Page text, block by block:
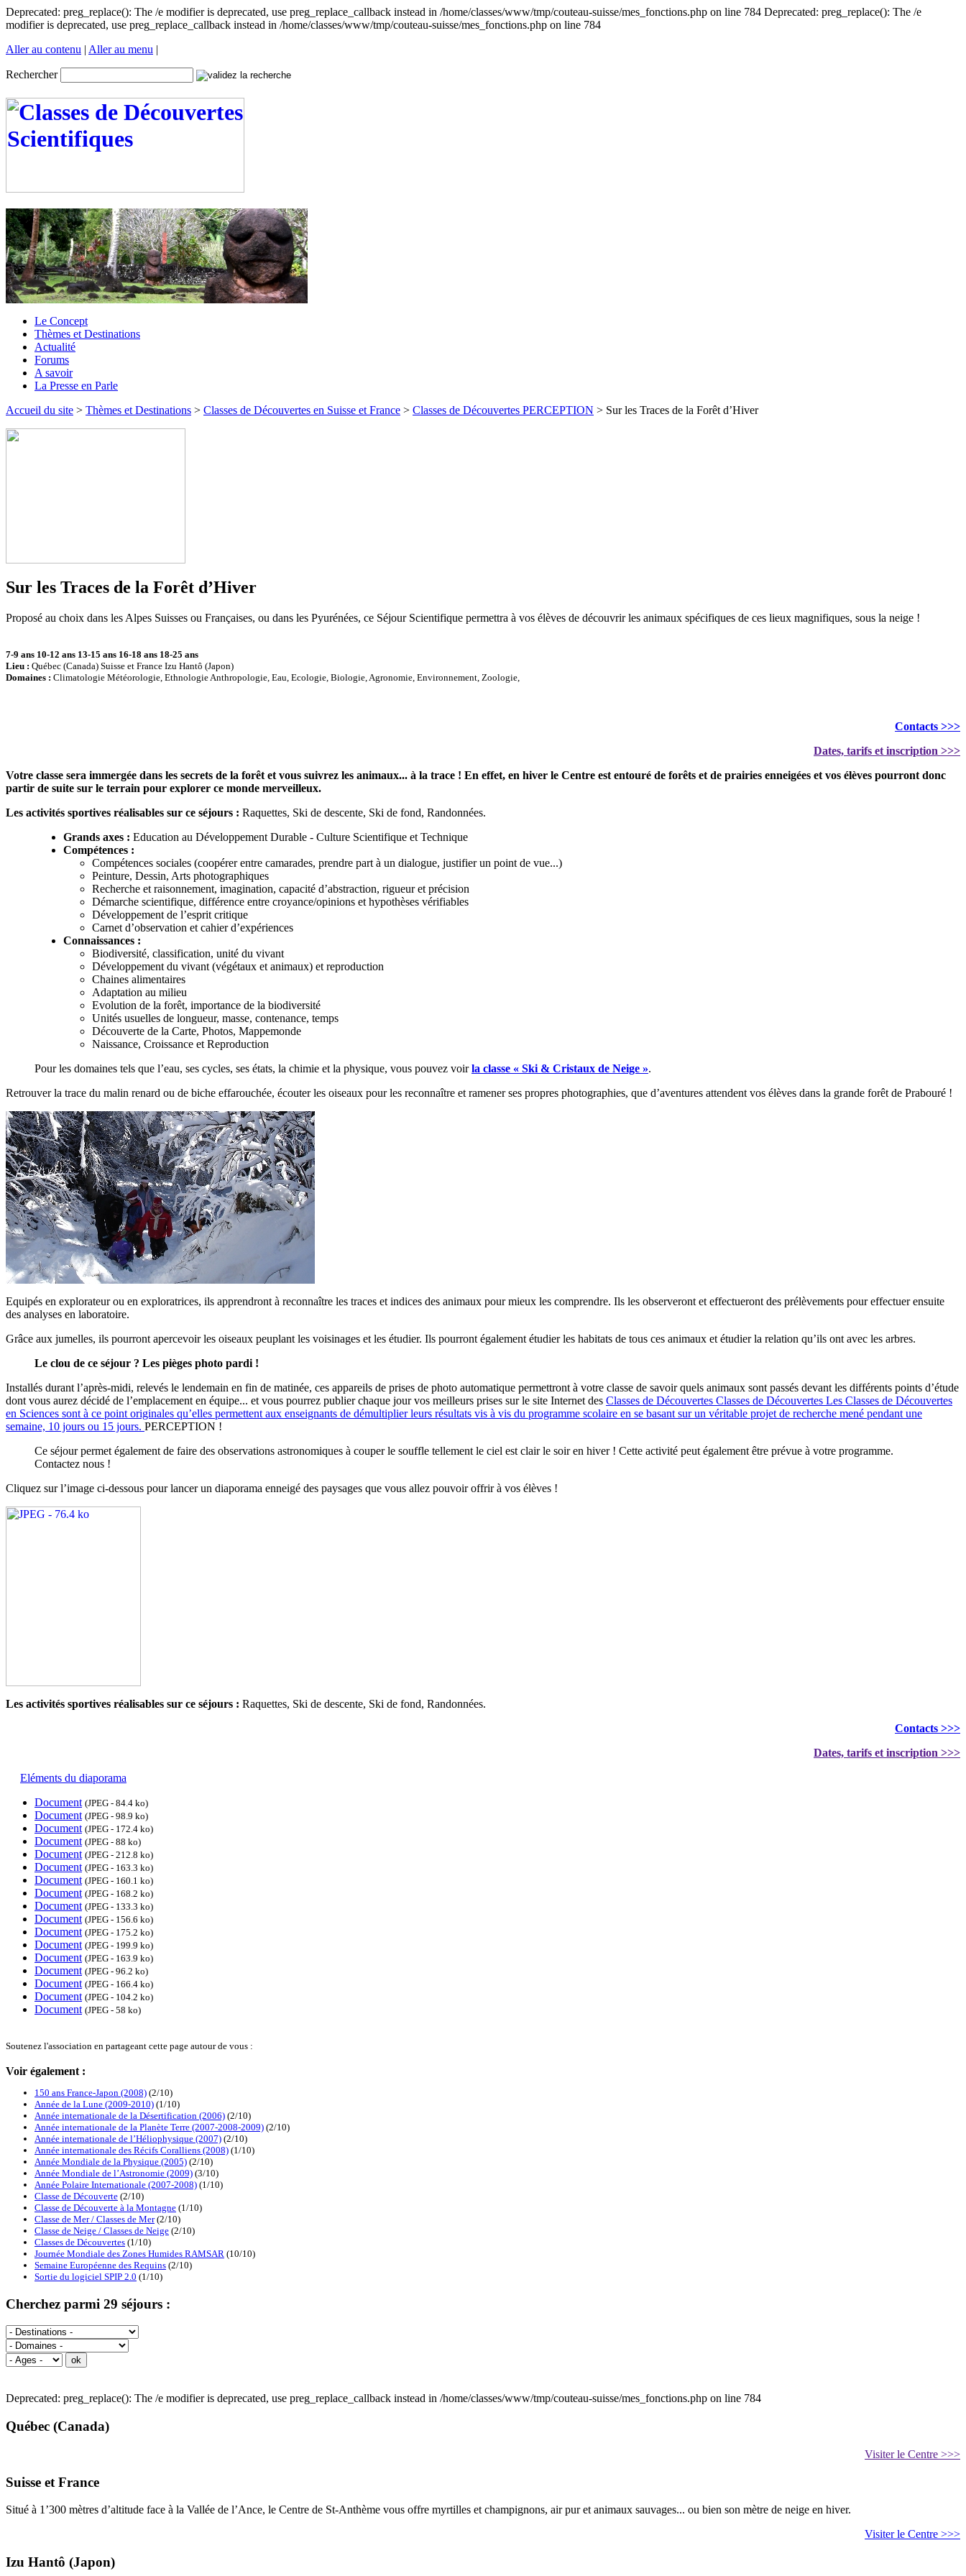
Deprecated: preg_replace(): The /e modifier is deprecated, use preg_replace_callback instead in /home/classes/www/tmp/couteau-suisse/mes_fonctions.php on line 784 Deprecated: preg_replace(): The /e
modifier is deprecated, use preg_replace_callback instead in /home/classes/www/tmp/couteau-suisse/mes_fonctions.php on line 784
Aller au contenu | Aller au menu |
Rechercher
Le Concept
Thèmes et Destinations
Actualité
Forums
A savoir
La Presse en Parle
Accueil du site > Thèmes et Destinations > Classes de Découvertes en Suisse et France > Classes de Découvertes PERCEPTION > Sur les Traces de la Forêt d’Hiver
Sur les Traces de la Forêt d’Hiver
Proposé au choix dans les Alpes Suisses ou Françaises, ou dans les Pyurénées, ce Séjour Scientifique permettra à vos élèves de découvrir les animaux spécifiques de ces lieux magnifiques, sous la neige !
7-9 ans 10-12 ans 13-15 ans 16-18 ans 18-25 ans
Lieu : Québec (Canada) Suisse et France Izu Hantô (Japon)
Domaines : Climatologie Météorologie, Ethnologie Anthropologie, Eau, Ecologie, Biologie, Agronomie, Environnement, Zoologie,
Contacts >>>
Dates, tarifs et inscription >>>
Votre classe sera immergée dans les secrets de la forêt et vous suivrez les animaux... à la trace ! En effet, en hiver le Centre est entouré de forêts et de prairies enneigées et vos élèves pourront donc
partir de suite sur le terrain pour explorer ce monde merveilleux.
Les activités sportives réalisables sur ce séjours : Raquettes, Ski de descente, Ski de fond, Randonnées.
Grands axes : Education au Développement Durable - Culture Scientifique et Technique
Compétences :
Compétences sociales (coopérer entre camarades, prendre part à un dialogue, justifier un point de vue...)
Peinture, Dessin, Arts photographiques
Recherche et raisonnement, imagination, capacité d’abstraction, rigueur et précision
Démarche scientifique, différence entre croyance/opinions et hypothèses vérifiables
Développement de l’esprit critique
Carnet d’observation et cahier d’expériences
Connaissances :
Biodiversité, classification, unité du vivant
Développement du vivant (végétaux et animaux) et reproduction
Chaines alimentaires
Adaptation au milieu
Evolution de la forêt, importance de la biodiversité
Unités usuelles de longueur, masse, contenance, temps
Découverte de la Carte, Photos, Mappemonde
Naissance, Croissance et Reproduction
Pour les domaines tels que l’eau, ses cycles, ses états, la chimie et la physique, vous pouvez voirla classe « Ski & Cristaux de Neige ».
Retrouver la trace du malin renard ou de biche effarouchée, écouter les oiseaux pour les reconnaître et ramener ses propres photographies, que d’aventures attendent vos élèves dans la grande forêt de Prabouré !
Equipés en explorateur ou en exploratrices, ils apprendront à reconnaître les traces et indices des animaux pour mieux les comprendre. Ils les observeront et effectueront des prélèvements pour effectuer ensuite
des analyses en laboratoire.
Grâce aux jumelles, ils pourront apercevoir les oiseaux peuplant les voisinages et les étudier. Ils pourront également étudier les habitats de tous ces animaux et étudier la relation qu’ils ont avec les arbres.
Le clou de ce séjour ? Les pièges photo pardi !
Installés durant l’après-midi, relevés le lendemain en fin de matinée, ces appareils de prises de photo automatique permettront à votre classe de savoir quels animaux sont passés devant les différents points d’étude
dont vous aurez décidé de l’emplacement en équipe... et vous pourrez publier chaque jour vos meilleurs prises sur le site Internet des Classes de Découvertes Classes de Découvertes Les Classes de Découvertes
en Sciences sont à ce point originales qu’elles permettent aux enseignants de démultiplier leurs résultats vis à vis du programme scolaire en se basant sur un véritable projet de recherche mené pendant une
semaine, 10 jours ou 15 jours. PERCEPTION !
Ce séjour permet également de faire des observations astronomiques à couper le souffle tellement le ciel est clair le soir en hiver ! Cette activité peut également être prévue à votre programme.
Contactez nous !
Cliquez sur l’image ci-dessous pour lancer un diaporama enneigé des paysages que vous allez pouvoir offrir à vos élèves !
Les activités sportives réalisables sur ce séjours : Raquettes, Ski de descente, Ski de fond, Randonnées.
Contacts >>>
Dates, tarifs et inscription >>>
Eléments du diaporama
Document (JPEG - 84.4 ko)
Document (JPEG - 98.9 ko)
Document (JPEG - 172.4 ko)
Document (JPEG - 88 ko)
Document (JPEG - 212.8 ko)
Document (JPEG - 163.3 ko)
Document (JPEG - 160.1 ko)
Document (JPEG - 168.2 ko)
Document (JPEG - 133.3 ko)
Document (JPEG - 156.6 ko)
Document (JPEG - 175.2 ko)
Document (JPEG - 199.9 ko)
Document (JPEG - 163.9 ko)
Document (JPEG - 96.2 ko)
Document (JPEG - 166.4 ko)
Document (JPEG - 104.2 ko)
Document (JPEG - 58 ko)
Soutenez l'association en partageant cette page autour de vous :
Voir également :
150 ans France-Japon (2008) (2/10)
Année de la Lune (2009-2010) (1/10)
Année internationale de la Désertification (2006) (2/10)
Année internationale de la Planète Terre (2007-2008-2009) (2/10)
Année internationale de l’Héliophysique (2007) (2/10)
Année internationale des Récifs Coralliens (2008) (1/10)
Année Mondiale de la Physique (2005) (2/10)
Année Mondiale de l’Astronomie (2009) (3/10)
Année Polaire Internationale (2007-2008) (1/10)
Classe de Découverte (2/10)
Classe de Découverte à la Montagne (1/10)
Classe de Mer / Classes de Mer (2/10)
Classe de Neige / Classes de Neige (2/10)
Classes de Découvertes (1/10)
Journée Mondiale des Zones Humides RAMSAR (10/10)
Semaine Européenne des Requins (2/10)
Sortie du logiciel SPIP 2.0 (1/10)
Cherchez parmi 29 séjours :
Deprecated: preg_replace(): The /e modifier is deprecated, use preg_replace_callback instead in /home/classes/www/tmp/couteau-suisse/mes_fonctions.php on line 784
Québec (Canada)
Visiter le Centre >>>
Suisse et France
Situé à 1’300 mètres d’altitude face à la Vallée de l’Ance, le Centre de St-Anthème vous offre myrtilles et champignons, air pur et animaux sauvages... ou bien son mètre de neige en hiver.
Visiter le Centre >>>
Izu Hantô (Japon)